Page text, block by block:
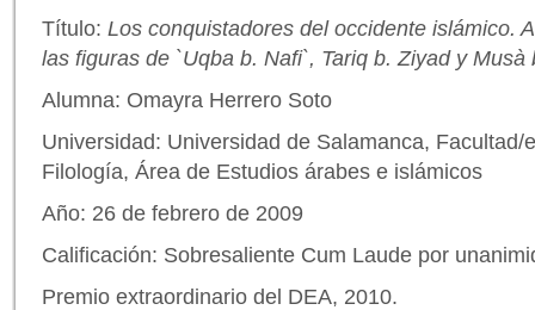
Título: Los conquistadores del occidente islámico.
las figuras de `Uqba b. Nafi`, Tariq b. Ziyad y Musà
Alumna: Omayra Herrero Soto
Universidad: Universidad de Salamanca, Facultad/
Filología, Área de Estudios árabes e islámicos
Año: 26 de febrero de 2009
Calificación: Sobresaliente Cum Laude por
Premio extraordinario del DEA, 2010.